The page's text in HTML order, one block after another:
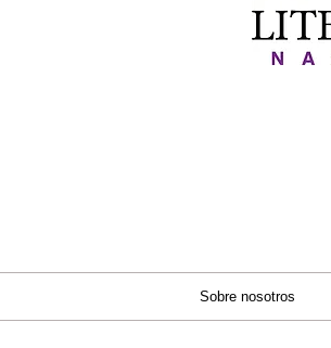
Sobre nosotros